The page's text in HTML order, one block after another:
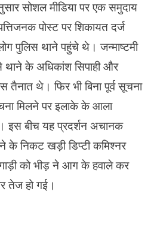
सोशल मीडिया पर एक समुदाय
पोस्ट पर शिकायत दर्ज
पुलिस थाने पहुंचे थे। जन्माष्टमी
थाने के अधिकांश सिपाही और
तैनात थे। फिर भी बिना पूर्व सूचना
मिलने पर इलाके के आला
इस बीच यह प्रदर्शन अचानक
के निकट खड़ी डिप्टी कमिश्नर
को भीड़ ने आग के हवाले कर
तेज हो गई।